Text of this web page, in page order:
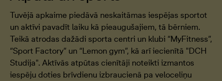
Tuvējā apkaime piedāvā neskaitāmas iespējas sportot
un aktīvi pavadīt laiku kā pieaugušajiem, tā bērniem.
Teikā atrodas dažādi sporta centri un klubi “MyFitness”,
“Sport Factory” un “Lemon gym”, kā arī iecienītā "DCH
Studija". Aktīvās atpūtas cienītāji noteikti izmantos
iespēju doties brīvdienu izbraucienā pa veloceliņu